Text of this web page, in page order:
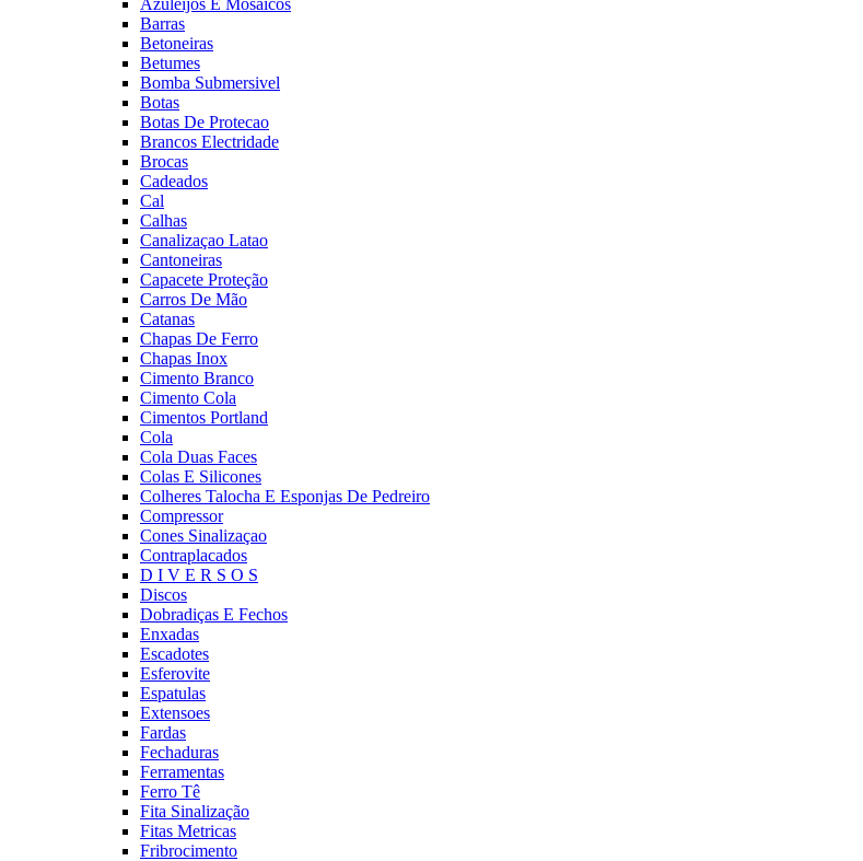
Azuleijos E Mosaicos
Barras
Betoneiras
Betumes
Bomba Submersivel
Botas
Botas De Protecao
Brancos Electridade
Brocas
Cadeados
Cal
Calhas
Canalizaçao Latao
Cantoneiras
Capacete Proteção
Carros De Mão
Catanas
Chapas De Ferro
Chapas Inox
Cimento Branco
Cimento Cola
Cimentos Portland
Cola
Cola Duas Faces
Colas E Silicones
Colheres Talocha E Esponjas De Pedreiro
Compressor
Cones Sinalizaçao
Contraplacados
D I V E R S O S
Discos
Dobradiças E Fechos
Enxadas
Escadotes
Esferovite
Espatulas
Extensoes
Fardas
Fechaduras
Ferramentas
Ferro Tê
Fita Sinalização
Fitas Metricas
Fribrocimento